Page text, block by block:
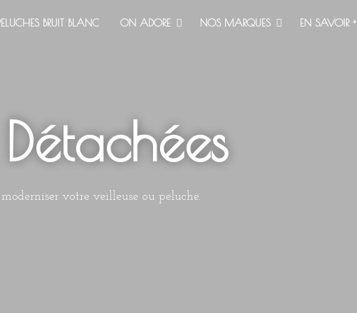
BRUIT BLANC ON ADORE NOS MARQUES EN SAVOIR +
votre veilleuse ou peluche.